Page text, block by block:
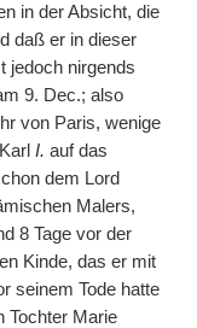
in der Absicht, die
daß er in dieser
jedoch nirgends
9. Dec.; also
von Paris, wenige
I. auf das
dem Lord
Malers,
8 Tage vor der
Kinde, das er mit
seinem Tode hatte
Tochter Marie